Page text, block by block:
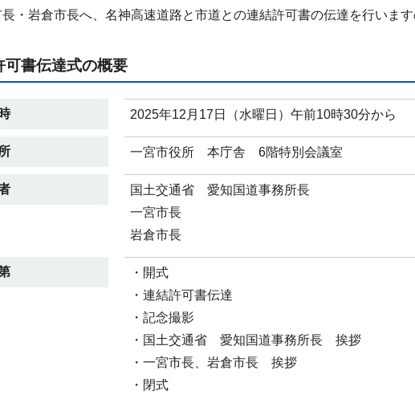
・岩倉市長へ、名神高速道路と市道との連結許可書の伝達を行います
可書伝達式の概要
2025年12月17日（水曜日）午前10時30分から
一宮市役所 本庁舎 6階特別会議室
国土交通省 愛知国道事務所長
一宮市長
岩倉市長
・開式
・連結許可書伝達
・記念撮影
・国土交通省 愛知国道事務所長 挨拶
・一宮市長、岩倉市長 挨拶
・閉式